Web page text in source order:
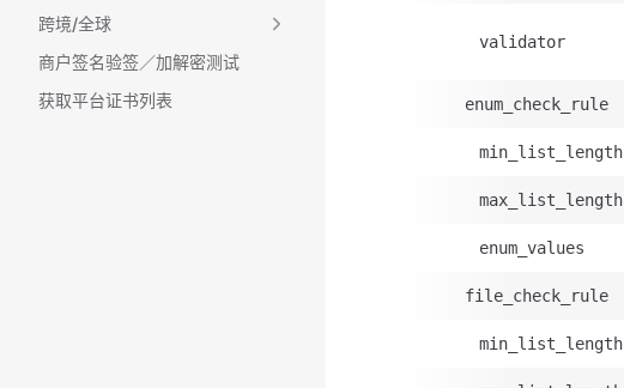
跨境/全球
商户签名验签／加解密测试
获取平台证书列表
validator
enum_check_rule
min_list_length
max_list_length
enum_values
file_check_rule
min_list_length